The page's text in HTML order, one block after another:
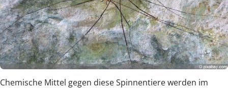
Chemische Mittel gegen diese Spinnentiere werden im